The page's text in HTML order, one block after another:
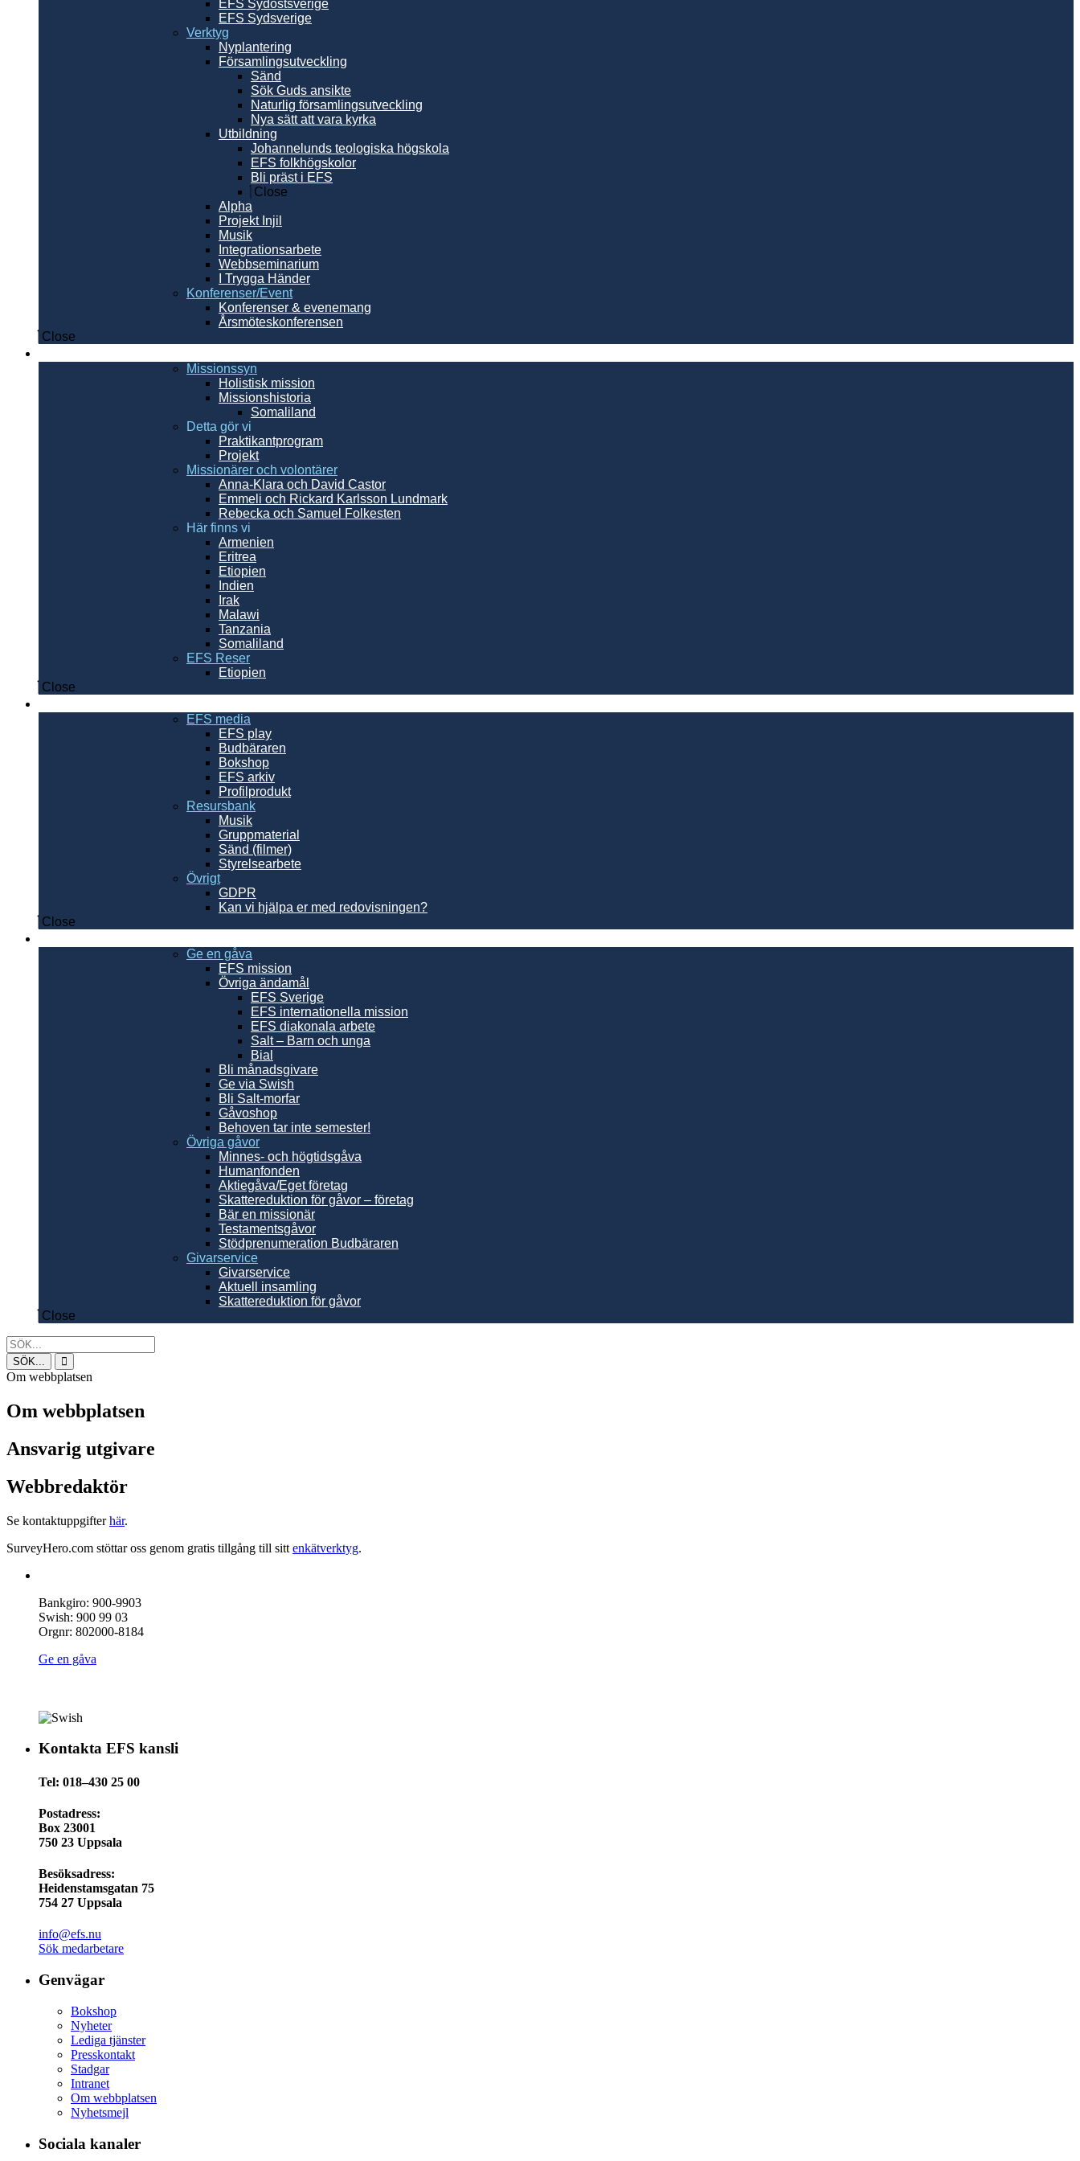
EFS Sydöstsverige
EFS Sydsverige
Verktyg
Nyplantering
Församlingsutveckling
Sänd
Sök Guds ansikte
Naturlig församlingsutveckling
Nya sätt att vara kyrka
Utbildning
Johannelunds teologiska högskola
EFS folkhögskolor
Bli präst i EFS
Close
Alpha
Projekt Injil
Musik
Integrationsarbete
Webbseminarium
I Trygga Händer
Konferenser/Event
Konferenser & evenemang
Årsmöteskonferensen
Close
Missionssyn
Holistisk mission
Missionshistoria
Somaliland
Detta gör vi
Praktikantprogram
Projekt
Missionärer och volontärer
Anna-Klara och David Castor
Emmeli och Rickard Karlsson Lundmark
Rebecka och Samuel Folkesten
Här finns vi
Armenien
Eritrea
Etiopien
Indien
Irak
Malawi
Tanzania
Somaliland
EFS Reser
Etiopien
Close
EFS media
EFS play
Budbäraren
Bokshop
EFS arkiv
Profilprodukt
Resursbank
Musik
Gruppmaterial
Sänd (filmer)
Styrelsearbete
Övrigt
GDPR
Kan vi hjälpa er med redovisningen?
Close
Ge en gåva
EFS mission
Övriga ändamål
EFS Sverige
EFS internationella mission
EFS diakonala arbete
Salt – Barn och unga
Bial
Bli månadsgivare
Ge via Swish
Bli Salt-morfar
Gåvoshop
Behoven tar inte semester!
Övriga gåvor
Minnes- och högtidsgåva
Humanfonden
Aktiegåva/Eget företag
Skattereduktion för gåvor – företag
Bär en missionär
Testamentsgåvor
Stödprenumeration Budbäraren
Givarservice
Givarservice
Aktuell insamling
Skattereduktion för gåvor
Close
Sök
efter:
Om webbplatsen
Om webbplatsen
Ansvarig utgivare
Webbredaktör
Se kontaktuppgifterhär.
SurveyHero.com stöttar oss genom gratis tillgång till sitt enkätverktyg.
Bankgiro: 900-9903
Swish: 900 99 03
Orgnr: 802000-8184
Ge en gåva
Kontakta EFS kansli
Tel: 018–430 25 00
Postadress:
Box 23001
750 23 Uppsala
Besöksadress:
Heidenstamsgatan 75
754 27 Uppsala
info@efs.nu
Sök medarbetare
Genvägar
Bokshop
Nyheter
Lediga tjänster
Presskontakt
Stadgar
Intranet
Om webbplatsen
Nyhetsmejl
Sociala kanaler